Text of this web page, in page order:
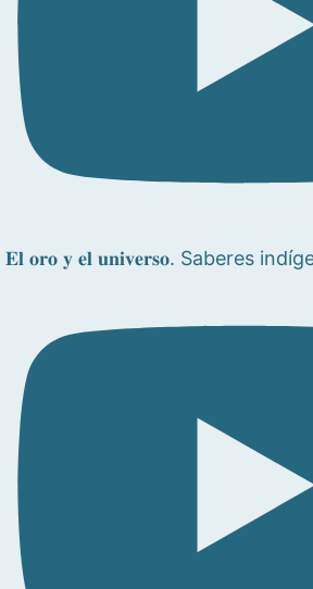
𝐄𝐥 𝐨𝐫𝐨 𝐲 𝐞𝐥 𝐮𝐧𝐢𝐯𝐞𝐫𝐬𝐨. Saberes